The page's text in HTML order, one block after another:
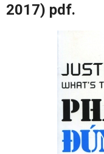
2017) pdf.